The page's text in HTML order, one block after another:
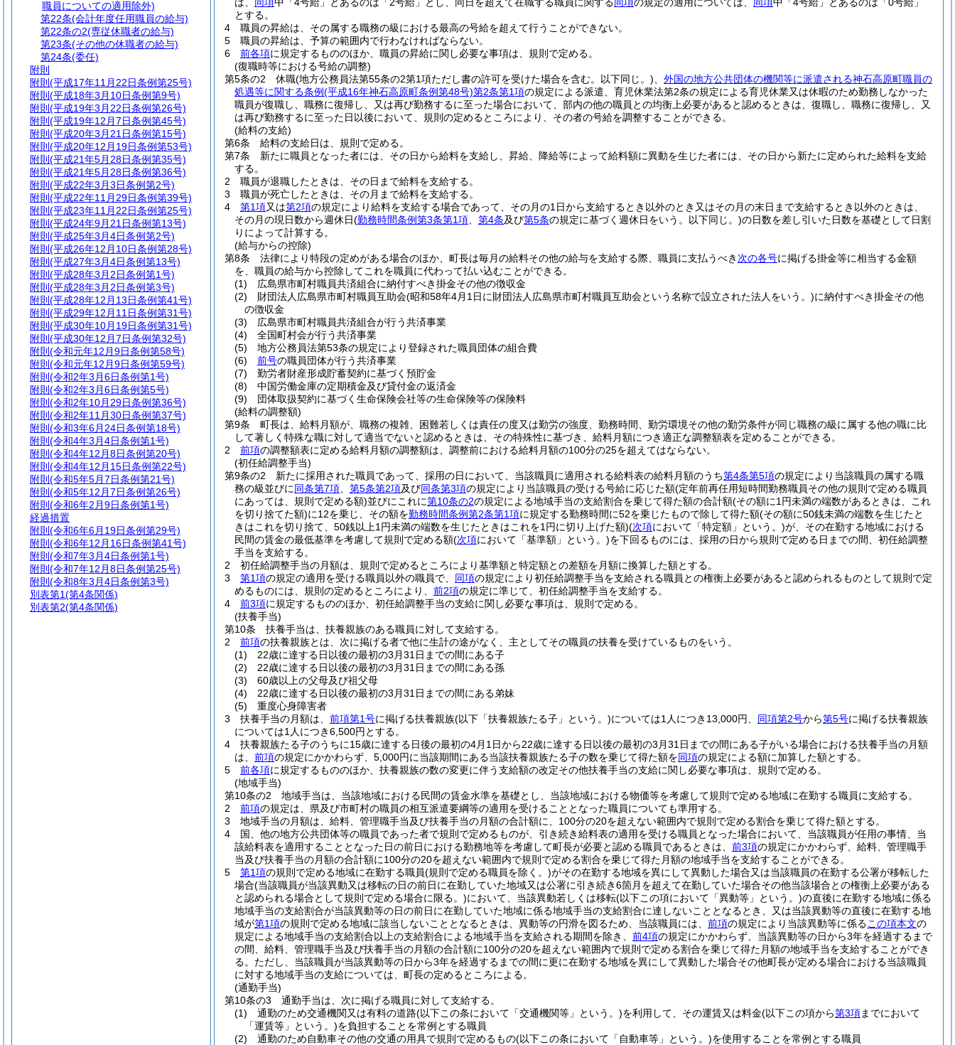
とする。
4
職員の昇給は、その属する職務の級における最高の号給を超えて行うことができない。
5
職員の昇給は、予算の範囲内で行わなければならない。
6
前各項に規定するもののほか、職員の昇給に関し必要な事項は、規則で定める。
(復職時等における号給の調整)
第5条の2
休職(地方公務員法第55条の2第1項ただし書の許可を受けた場合を含む。以下同じ。)
外国の地方公共団体の機関等に派遣される神石高原町職員の
処遇等に関する条例(平成16年神石高原町条例第48号)第2条第1項の規定による派遣、育児休業法第2条の規定による育児休業又は休暇のため勤務しなかった
職員が復職し、職務に復帰し、又は再び勤務するに至った場合において、部内の他の職員との均衡上必要があると認めるときは、復職し、職務に復帰し、又
は再び勤務するに至った日以後において、規則の定めるところにより、その者の号給を調整することができる。
(給料の支給)
第6条
給料の支給日は、規則で定める。
第7条
新たに職員となった者には、その日から給料を支給し、昇給、降給等によって給料額に異動を生じた者には、その日から新たに定められた給料を支給
する。
2
職員が退職したときは、その日まで給料を支給する。
3
職員が死亡したときは、その月まで給料を支給する。
4
第1項又は第2項の規定により給料を支給する場合であって、その月の1日から支給するとき以外のとき又はその月の末日まで支給するとき以外のときは、
その月の現日数から週休日(勤務時間条例第3条第1項 第4条及び第5条の規定に基づく週休日をいう。以下同じ。)の日数を差し引いた日数を基礎として日割
りによって計算する。
(給与からの控除)
第8条
法律により特段の定めがある場合のほか、町長は毎月の給料その他の給与を支給する際、職員に支払うべき 次の各号に掲げる掛金等に相当する金額
を、職員の給与から控除してこれを職員に代わって払い込むことができる。
(1)
広島県市町村職員共済組合に納付すべき掛金その他の徴収金
(2)
財団法人広島県市町村職員互助会(昭和58年4月1日に財団法人広島県市町村職員互助会という名称で設立された法人をいう。)に納付すべき掛金その他
の徴収金
(3)
広島県市町村職員共済組合が行う共済事業
(4)
全国町村会が行う共済事業
(5)
地方公務員法第53条の規定により登録された職員団体の組合費
(6)
前号の職員団体が行う共済事業
(7)
勤労者財産形成貯蓄契約に基づく預貯金
(8)
中国労働金庫の定期積金及び貸付金の返済金
(9)
団体取扱契約に基づく生命保険会社等の生命保険等の保険料
(給料の調整額)
第9条
町長は、給料月額が、職務の複雑、困難若しくは責任の度又は勤労の強度、勤務時間、勤労環境その他の勤労条件が同じ職務の級に属する他の職に比
して著しく特殊な職に対して適当でないと認めるときは、その特殊性に基づき、給料月額につき適正な調整額表を定めることができる。
2
前項の調整額表に定める給料月額の調整額は、調整前における給料月額の100分の25を超えてはならない。
(初任給調整手当)
第9条の2
新たに採用された職員であって、採用の日において、当該職員に適用される給料表の給料月額のうち第4条第5項の規定により当該職員の属する職
務の級並びに同条第7項 第5条第2項及び同条第3項の規定により当該職員の受ける号給に応じた額(定年前再任用短時間勤務職員その他の規則で定める職員
にあっては、規則で定める額)並びにこれに第10条の2の規定による地域手当の支給割合を乗じて得た額の合計額(その額に1円未満の端数があるときは、これ
を切り捨てた額)に12を乗じ、その額を勤務時間条例第2条第1項に規定する勤務時間に52を乗じたもので除して得た額(その額に50銭未満の端数を生じたと
きはこれを切り捨て、50銭以上1円未満の端数を生じたときはこれを1円に切り上げた額)(次項において「特定額」という。)が、その在勤する地域における
民間の賃金の最低基準を考慮して規則で定める額(次項において「基準額」という。)を下回るものには、採用の日から規則で定める日までの間、初任給調整
手当を支給する。
2
初任給調整手当の月額は、規則で定めるところにより基準額と特定額との差額を月額に換算した額とする。
3
第1項の規定の適用を受ける職員以外の職員で、 同項の規定により初任給調整手当を支給される職員との権衡上必要があると認められるものとして規則で定
めるものには、規則の定めるところにより、 前2項の規定に準じて、初任給調整手当を支給する。
4
前3項に規定するもののほか、初任給調整手当の支給に関し必要な事項は、規則で定める。
(扶養手当)
第10条
扶養手当は、扶養親族のある職員に対して支給する。
2
前項の扶養親族とは、次に掲げる者で他に生計の途がなく、主としてその職員の扶養を受けているものをいう。
(1)
22歳に達する日以後の最初の3月31日までの間にある子
(2)
22歳に達する日以後の最初の3月31日までの間にある孫
(3)
60歳以上の父母及び祖父母
(4)
22歳に達する日以後の最初の3月31日までの間にある弟妹
(5)
重度心身障害者
3
扶養手当の月額は、 前項第1号に掲げる扶養親族(以下「扶養親族たる子」という。)については1人につき13,000円、 同項第2号から第5号に掲げる扶養親族
については1人につき6,500円とする。
4
扶養親族たる子のうちに15歳に達する日後の最初の4月1日から22歳に達する日以後の最初の3月31日までの間にある子がいる場合における扶養手当の月額
は、 前項の規定にかかわらず、5,000円に当該期間にある当該扶養親族たる子の数を乗じて得た額を同項の規定による額に加算した額とする。
5
前各項に規定するもののほか、扶養親族の数の変更に伴う支給額の改定その他扶養手当の支給に関し必要な事項は、規則で定める。
(地域手当)
第10条の2
地域手当は、当該地域における民間の賃金水準を基礎とし、当該地域における物価等を考慮して規則で定める地域に在勤する職員に支給する。
2
前項の規定は、県及び市町村の職員の相互派遣要綱等の適用を受けることとなった職員についても準用する。
3
地域手当の月額は、給料、管理職手当及び扶養手当の月額の合計額に、100分の20を超えない範囲内で規則で定める割合を乗じて得た額とする。
4
国、他の地方公共団体等の職員であった者で規則で定めるものが、引き続き給料表の適用を受ける職員となった場合において、当該職員が任用の事情、当
該給料表を適用することとなった日の前日における勤務地等を考慮して町長が必要と認める職員であるときは、 前3項の規定にかかわらず、給料、管理職手
当及び扶養手当の月額の合計額に100分の20を超えない範囲内で規則で定める割合を乗じて得た月額の地域手当を支給することができる。
5
第1項の規則で定める地域に在勤する職員(規則で定める職員を除く。)がその在勤する地域を異にして異動した場合又は当該職員の在勤する公署が移転した
場合(当該職員が当該異動又は移転の日の前日に在勤していた地域又は公署に引き続き6箇月を超えて在勤していた場合その他当該場合との権衡上必要がある
と認められる場合として規則で定める場合に限る。)において、当該異動若しくは移転(以下この項において「異動等」という。)の直後に在勤する地域に係る
地域手当の支給割合が当該異動等の日の前日に在勤していた地域に係る地域手当の支給割合に達しないこととなるとき、又は当該異動等の直後に在勤する地
域が第1項の規則で定める地域に該当しないこととなるときは、異動等の円滑を図るため、当該職員には、 前項の規定により当該異動等に係るこの項本文の
規定による地域手当の支給割合以上の支給割合による地域手当を支給される期間を除き、 前4項の規定にかかわらず、当該異動等の日から3年を経過するまで
の間、給料、管理職手当及び扶養手当の月額の合計額に100分の20を超えない範囲内で規則で定める割合を乗じて得た月額の地域手当を支給することができ
る。 ただし、当該職員が当該異動等の日から3年を経過するまでの間に更に在勤する地域を異にして異動した場合その他町長が定める場合における当該職員
に対する地域手当の支給については、町長の定めるところによる。
(通勤手当)
第10条の3
通勤手当は、次に掲げる職員に対して支給する。
(1)
通勤のため交通機関又は有料の道路(以下この条において「交通機関等」という。)を利用して、その運賃又は料金(以下この項から第3項までにおいて
「運賃等」という。)を負担することを常例とする職員
(2)
通勤のため自動車その他の交通の用具で規則で定めるもの(以下この条において「自動車等」という。)を使用することを常例とする職員
職員についての適用除外)
第22条(会計年度任用職員の給与)
第22条の2(専従休職者の給与)
第23条(その他の休職者の給与)
第24条(委任)
附則
附則 (平成17年11月22日条例第25号)
附則 (平成18年3月10日条例第9号)
附則 (平成19年3月22日条例第26号)
附則 (平成19年12月7日条例第45号)
附則 (平成20年3月21日条例第15号)
附則 (平成20年12月19日条例第53号)
附則 (平成21年5月28日条例第35号)
附則 (平成21年5月28日条例第36号)
附則 (平成22年3月3日条例第2号)
附則 (平成22年11月29日条例第39号)
附則 (平成23年11月22日条例第25号)
附則 (平成24年9月21日条例第13号)
附則 (平成25年3月4日条例第2号)
附則 (平成26年12月10日条例第28号)
附則 (平成27年3月4日条例第13号)
附則 (平成28年3月2日条例第1号)
附則 (平成28年3月2日条例第3号)
附則 (平成28年12月13日条例第41号)
附則 (平成29年12月11日条例第31号)
附則 (平成30年10月19日条例第31号)
附則 (平成30年12月7日条例第32号)
附則 (令和元年12月9日条例第58号)
附則 (令和元年12月9日条例第59号)
附則 (令和2年3月6日条例第1号)
附則 (令和2年3月6日条例第5号)
附則 (令和2年10月29日条例第36号)
附則 (令和2年11月30日条例第37号)
附則 (令和3年6月24日条例第18号)
附則 (令和4年3月4日条例第1号)
附則 (令和4年12月8日条例第20号)
附則 (令和4年12月15日条例第22号)
附則 (令和5年5月7日条例第21号)
附則 (令和5年12月7日条例第26号)
附則 (令和6年2月9日条例第1号)
経過措置
附則 (令和6年6月19日条例第29号)
附則 (令和6年12月16日条例第41号)
附則 (令和7年3月4日条例第1号)
附則 (令和7年12月8日条例第25号)
附則 (令和8年3月4日条例第3号)
別表第1(第4条関係)
別表第2(第4条関係)